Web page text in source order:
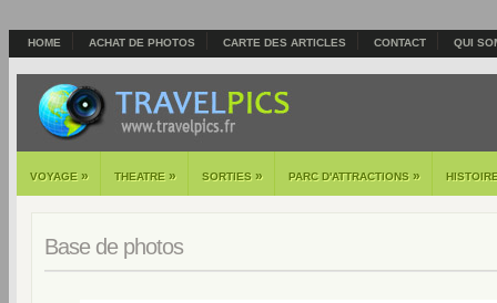
HOME ACHAT DE PHOTOS CARTE DES ARTICLES CONTACT QUI
VOYAGE » THEATRE » SORTIES » PARC D'ATTRACTIONS »
Base de photos